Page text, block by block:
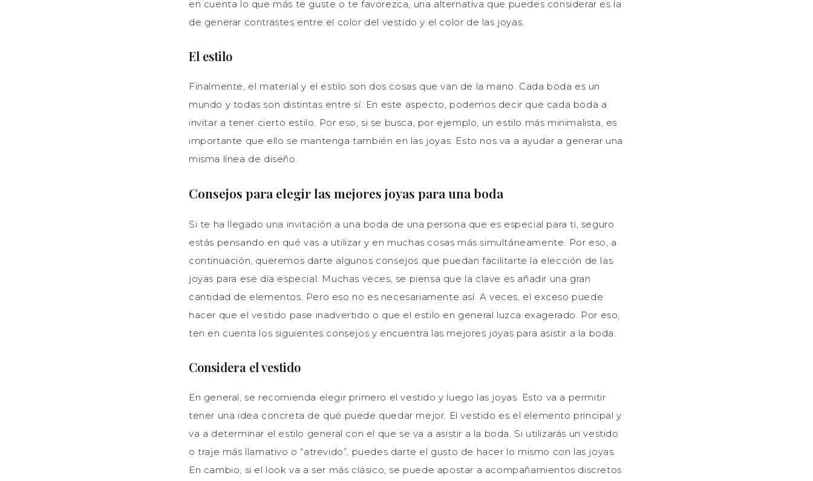
en cuenta lo que más te guste o te favorezca, una alternativa que puedes considerar es la
de generar contrastes entre el color del vestido y el color de las joyas.
El estilo
Finalmente, el material y el estilo son dos cosas que van de la mano. Cada boda es un
mundo y todas son distintas entre sí. En este aspecto, podemos decir que cada boda a
invitar a tener cierto estilo. Por eso, si se busca, por ejemplo, un estilo más minimalista, es
importante que ello se mantenga también en las joyas. Esto nos va a ayudar a generar una
misma línea de diseño.
Consejos para elegir las mejores joyas para una boda
Si te ha llegado una invitación a una boda de una persona que es especial para ti, seguro
estás pensando en qué vas a utilizar y en muchas cosas más simultáneamente. Por eso, a
continuación, queremos darte algunos consejos que puedan facilitarte la elección de las
joyas para ese día especial. Muchas veces, se piensa que la clave es añadir una gran
cantidad de elementos. Pero eso no es necesariamente así. A veces, el exceso puede
hacer que el vestido pase inadvertido o que el estilo en general luzca exagerado. Por eso,
ten en cuenta los siguientes consejos y encuentra las mejores joyas para asistir a la boda.
Considera el vestido
En general, se recomienda elegir primero el vestido y luego las joyas. Esto va a permitir
tener una idea concreta de qué puede quedar mejor. El vestido es el elemento principal y
va a determinar el estilo general con el que se va a asistir a la boda. Si utilizarás un vestido
o traje más llamativo o “atrevido”, puedes darte el gusto de hacer lo mismo con las joyas.
En cambio, si el look va a ser más clásico, se puede apostar a acompañamientos discretos